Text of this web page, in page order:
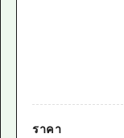
ราคา